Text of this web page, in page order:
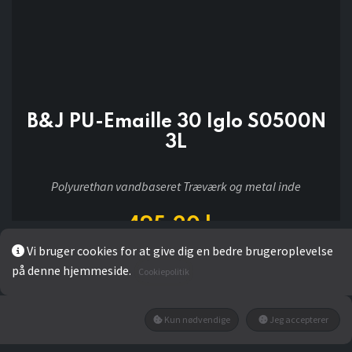
B&J PU-Emaille 30 Iglo S0500N
3L
Polyurethan vandbaseret Træværk og metal inde
495,20kr
Vi bruger cookies for at give dig en bedre brugeroplevelse
på denne hjemmeside.
Cookiepolitik
Kun nødvendige Jeg accepterer